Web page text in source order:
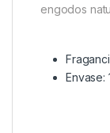
engodos
Envase: